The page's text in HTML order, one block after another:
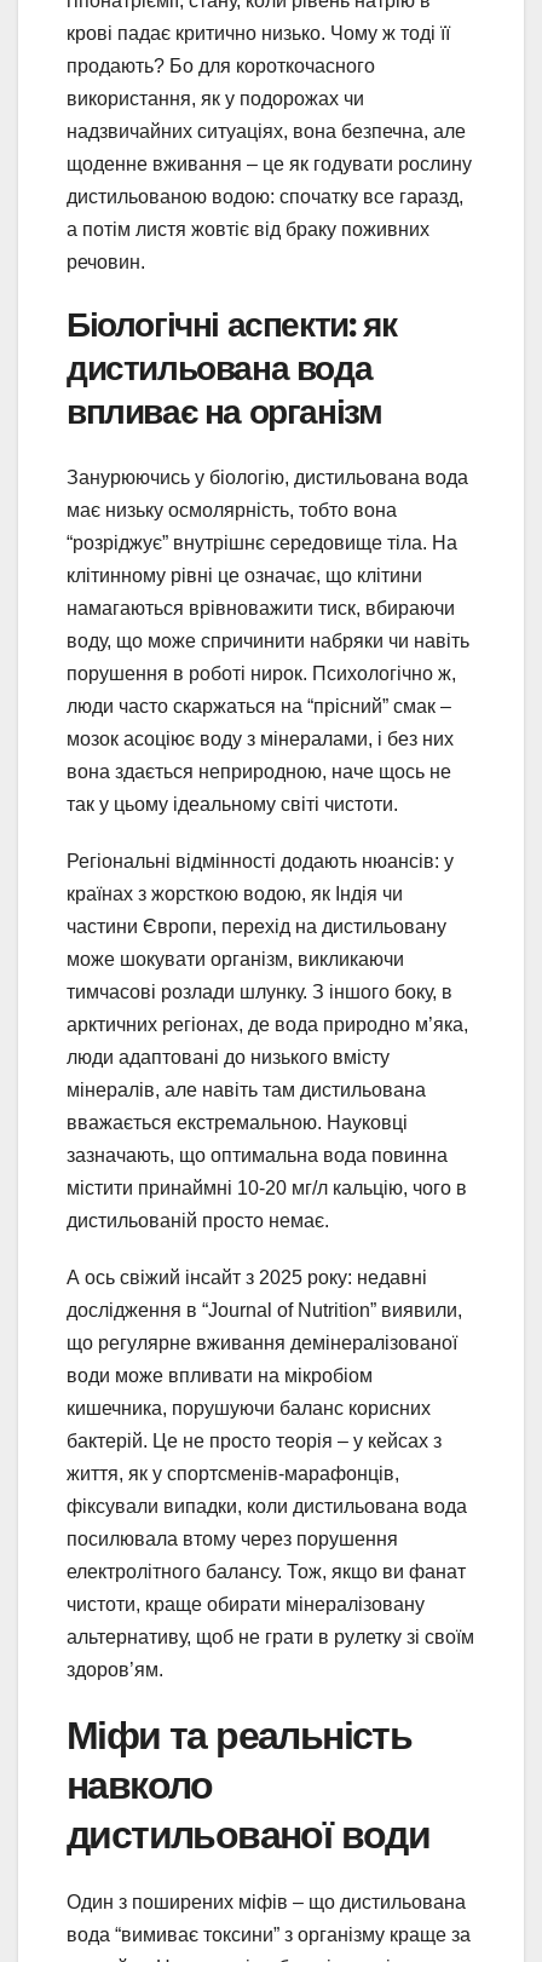
крові падає критично низько. Чому ж тоді її
продають? Бо для короткочасного
використання, як у подорожах чи
надзвичайних ситуаціях, вона безпечна, але
щоденне вживання – це як годувати рослину
дистильованою водою: спочатку все гаразд,
а потім листя жовтіє від браку поживних
речовин.
Біологічні аспекти: як
дистильована вода
впливає на організм
Занурюючись у біологію, дистильована вода
має низьку осмолярність, тобто вона
“розріджує” внутрішнє середовище тіла. На
клітинному рівні це означає, що клітини
намагаються врівноважити тиск, вбираючи
воду, що може спричинити набряки чи навіть
порушення в роботі нирок. Психологічно ж,
люди часто скаржаться на “прісний” смак –
мозок асоціює воду з мінералами, і без них
вона здається неприродною, наче щось не
так у цьому ідеальному світі чистоти.
Регіональні відмінності додають нюансів: у
країнах з жорсткою водою, як Індія чи
частини Європи, перехід на дистильовану
може шокувати організм, викликаючи
тимчасові розлади шлунку. З іншого боку, в
арктичних регіонах, де вода природно м’яка,
люди адаптовані до низького вмісту
мінералів, але навіть там дистильована
вважається екстремальною. Науковці
зазначають, що оптимальна вода повинна
містити принаймні 10-20 мг/л кальцію, чого в
дистильованій просто немає.
А ось свіжий інсайт з 2025 року: недавні
дослідження в “Journal of Nutrition” виявили,
що регулярне вживання демінералізованої
води може впливати на мікробіом
кишечника, порушуючи баланс корисних
бактерій. Це не просто теорія – у кейсах з
життя, як у спортсменів-марафонців,
фіксували випадки, коли дистильована вода
посилювала втому через порушення
електролітного балансу. Тож, якщо ви фанат
чистоти, краще обирати мінералізовану
альтернативу, щоб не грати в рулетку зі своїм
здоров’ям.
Міфи та реальність
навколо
дистильованої води
Один з поширених міфів – що дистильована
вода “вимиває токсини” з організму краще за